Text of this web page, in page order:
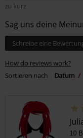
zu kurz
Sag uns deine
Schreibe eine
How do reviews work?
Sortieren nach
Datum
10